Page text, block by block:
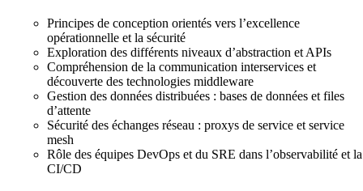
Principes de conception orientés vers l’excellence
opérationnelle et la sécurité
Exploration des différents niveaux d’abstraction et APIs
Compréhension de la communication interservices et
découverte des technologies middleware
Gestion des données distribuées : bases de données et files
d’attente
Sécurité des échanges réseau : proxys de service et service
mesh
Rôle des équipes DevOps et du SRE dans l’observabilité et la
CI/CD